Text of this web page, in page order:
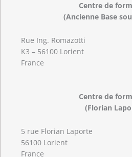
Centre de
(Ancienne Base
Rue Ing. Romazotti
K3 – 56100 Lorient
France
Centre de
(Florian
5 rue Florian Laporte
56100 Lorient
France